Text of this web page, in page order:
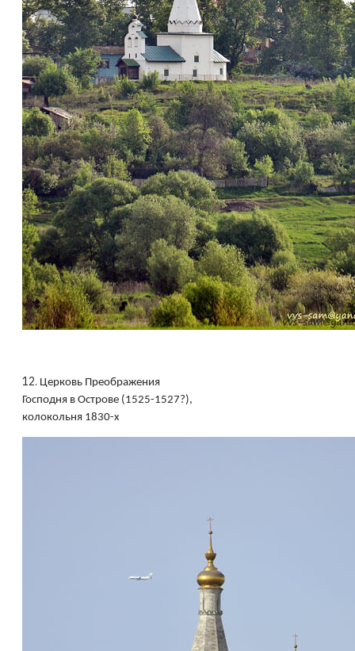
12. Церковь Преображения
Господня в Острове (1525-1527?),
колокольня 1830-х